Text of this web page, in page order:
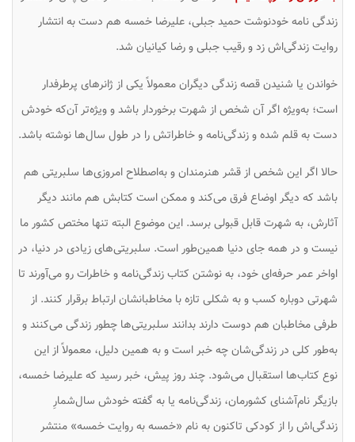
زندگی نامه خودنوشت حمید جبلی، علیرضا خمسه هم دست به انتشار
روایت زندگی‌اش زد و رقیب جبلی و رضا کیانیان شد.
خواندن یا شنیدن قصه زندگی دیگران معمولاً یکی از ژانرهای پرطرفدار
است؛ به‌ویژه اگر آن شخص از شهرت برخوردار باشد و ویژه‌تر آن‌که خودش
دست به قلم شده و زندگی‌نامه و خاطراتش را در طول سال‌ها نوشته باشد.
حالا اگر این شخص از قشر هنرمندان و به‌اصطلاح امروزی‌ها سلبریتی هم
باشد که دیگر اوضاع فرق می‌کند و ممکن است کتابش هم مانند دیگر
آثارش، به شهرت قابل قبولی برسد. این موضوع البته تنها مختص کشور ما
نیست و در همه جای دنیا همین‌طور است. سلبریتی‌های زیادی در دنیا، در
اواخر عمر حرفه‌ای خود، به نوشتن کتاب زندگی‌نامه و خاطرات رو می‌آورند تا
شهرتی دوباره کسب و به شکلی تازه با مخاطبانشان ارتباط برقرار کنند. از
طرفی مخاطبان هم دوست دارند بدانند سلبریتی‌ها چطور زندگی می‌کنند و
به‌طور کلی در زندگی‌شان چه خبر است و به همین دلیل، معمولاً از این
نوع کتاب‌ها استقبال می‌شود. چند روز پیش، خبر رسید که علیرضا خمسه،
بازیگر نام‌آشنای کشورمان، زندگی‌نامه یا به گفته خودش سال‌شمارِ
زندگی‌اش را از کودکی تاکنون به نام «خمسه به روایت خمسه» منتشر